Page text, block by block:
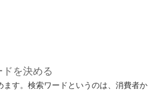
を決める
ます。検索ワードというのは、消費者か